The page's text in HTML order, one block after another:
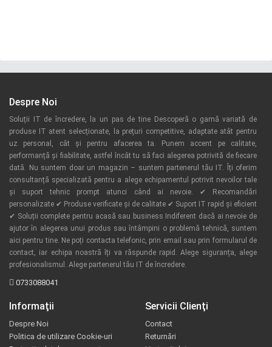
Despre Noi
Soluții IT de încredere, la un pas de tine Descoperă o gamă variată de
produse IT atent selecționate, la prețuri competitive, adaptate atât pentru
uz personal, cât și pentru afacerea ta. Punem accent pe calitate,
performanță și fiabilitate, astfel încât tu să faci alegerea potrivită de fiecare
dată. Nu suntem doar un magazin – suntem partenerul tău IT. Îți oferim
consultanță specializată pentru a alege echipamentul potrivit nevoilor tale
și suport tehnic prompt atunci când ai nevoie. ✔ Recomandări
personalizate ✔ Produse verificate și de calitate ✔ Suport IT rapid și eficient
✔ Soluții complete pentru acasă sau business Indiferent dacă ai nevoie de
ajutor în alegerea unui produs sau întâmpini o problemă tehnică, suntem
aici pentru tine. Ne poți contacta telefonic, prin email sau prin formularul de
contact, iar echipa noastră îți va răspunde rapid. Alege siguranța, alege
profesionalismul. Alege partenerul tău IT de încredere.
0733088041
Informaţii
Despre Noi
Politica de utilizare Cookie-uri
Servicii Clienţi
Contact
Returnări